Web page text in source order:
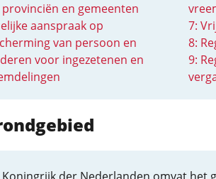
en gemeenten
aanspraak op
van persoon en
voor ingezetenen en
7:
8:
9: